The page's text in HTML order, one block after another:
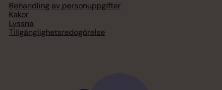
Behandling av personuppgifter
Kakor
Lyssna
Tillgänglighetsredogörelse